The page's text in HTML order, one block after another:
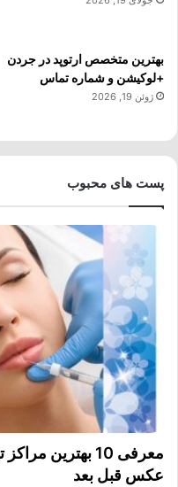
بهترین متخصص ارتوپد در جردن
+لوکیشن و شماره تماس
ژوئن 19, 2026
پست های محبوب
معرفی 10 بهترین
عکس قبل بعد